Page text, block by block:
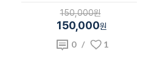
150,000원
150,000원
0/ 1